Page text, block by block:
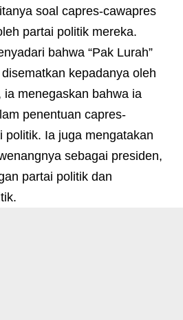
soal capres-cawapres
partai politik mereka.
bahwa “Pak Lurah”
kepadanya oleh
ia menegaskan bahwa ia
penentuan capres-
politik. Ia juga mengatakan
sebagai presiden,
partai politik dan